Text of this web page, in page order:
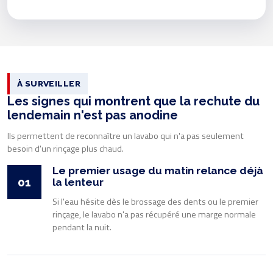
À SURVEILLER
Les signes qui montrent que la rechute du
lendemain n'est pas anodine
Ils permettent de reconnaître un lavabo qui n'a pas seulement
besoin d'un rinçage plus chaud.
01
Le premier usage du matin relance déjà
la lenteur
Si l'eau hésite dès le brossage des dents ou le premier
rinçage, le lavabo n'a pas récupéré une marge normale
pendant la nuit.